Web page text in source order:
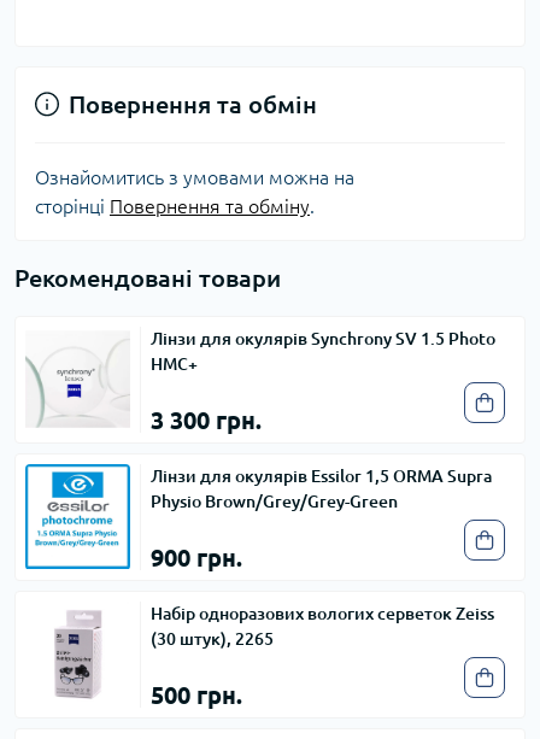
Повернення та обмін
Ознайомитись з умовами можна на
сторінці Повернення та обміну
Рекомендовані товари
Лінзи для окулярів Synchrony SV 1.5 Photo
HMC+
3 300 грн.
Лінзи для окулярів Essilor 1,5 ORMA Supra
Physio Brown/Grey/Grey-Green
900 грн.
Набір одноразових вологих серветок Zeiss
(30 штук), 2265
500 грн.